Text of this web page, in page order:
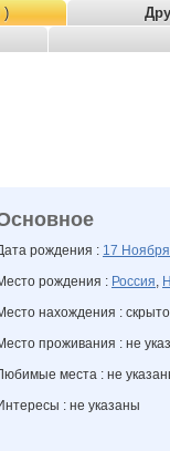
)
рождения : 17
рождения : Россия,
нахождения : скрыто
проживания : не
места : не
: не указаны